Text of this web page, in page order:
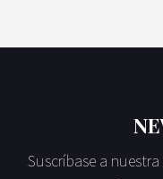
Suscríbase a